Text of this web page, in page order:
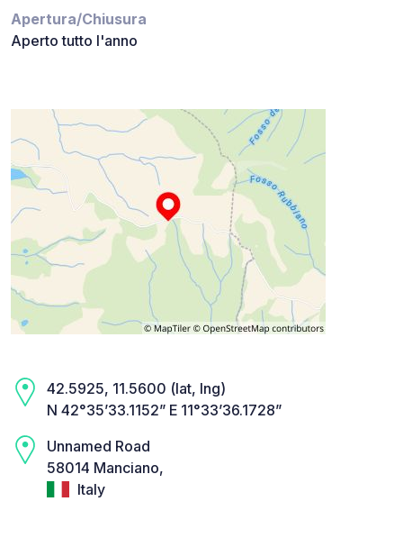
Apertura/Chiusura
Aperto tutto l'anno
42.5925, 11.5600 (lat, lng)
N 42°35’33.1152” E 11°33’36.1728”
Unnamed Road
58014 Manciano,
Italy